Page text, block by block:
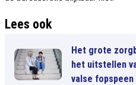
Lees ook
Het grote
het uitstellen
valse fopspeen